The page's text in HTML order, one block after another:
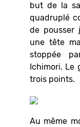
but de la
quadruplé
de pousser
une tête
stoppée
Ichimori.
trois points.
Au même